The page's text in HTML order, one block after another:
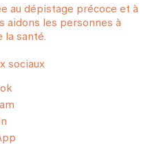
au dépistage précoce et à
aidons les personnes à
santé.
sociaux